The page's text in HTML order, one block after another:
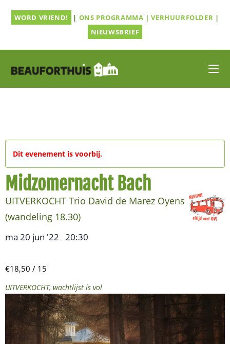
naarWORD VRIEND! | ONS PROGRAMMA |VERHUURFOLDER |
NIEUWSBRIEF
Dit evenement is voorbij.
Midzomernacht Bach
UITVERKOCHT Trio David de Marez Oyens
(wandeling 18.30)
ma 20 jun '22 20:30
€18,50 / 15
UITVERKOCHT, wachtlijst is vol